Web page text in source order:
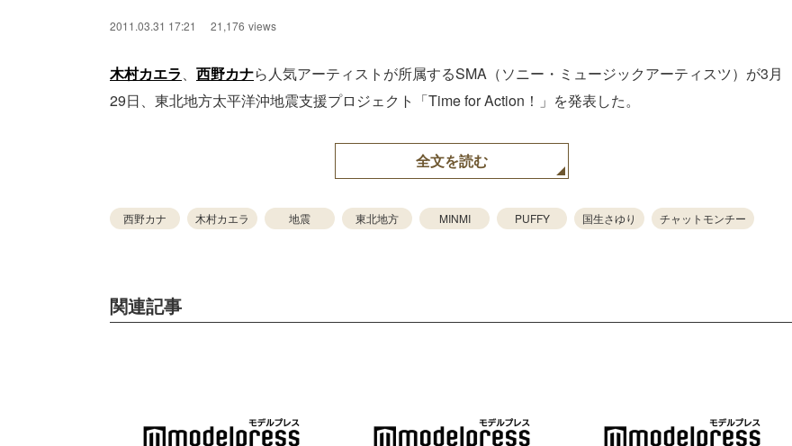
2011.03.31 17:21 21,176 views
木村カエラ、 西野カナら人気アーティストが所属するSMA（ソニー・ミュージックアーティスツ）が3月
29日、東北地方太平洋沖地震支援プロジェクト「Time for Action！」を発表した。
全文を読む
西野カナ 木村カエラ 地震 東北地方 MINMI PUFFY 国生さゆり チャットモンチー
関連記事